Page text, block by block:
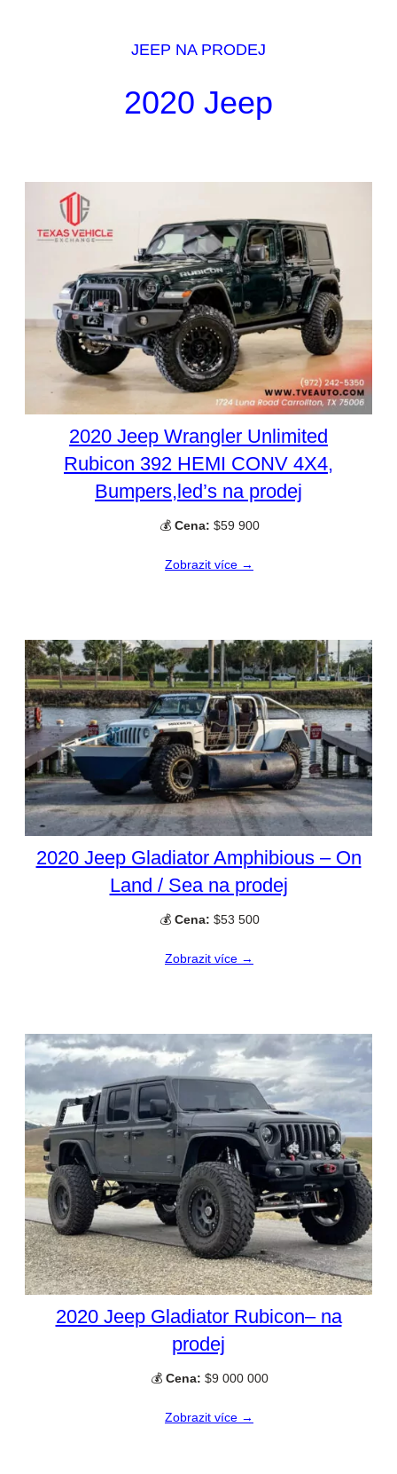
JEEP NA PRODEJ
2020 Jeep
2020 Jeep Wrangler Unlimited
Rubicon 392 HEMI CONV 4X4,
Bumpers,led’s na prodej
💰 Cena: $59 900
Zobrazit více →
2020 Jeep Gladiator Amphibious – On
Land / Sea na prodej
💰 Cena: $53 500
Zobrazit více →
2020 Jeep Gladiator Rubicon– na
prodej
💰 Cena: $9 000 000
Zobrazit více →